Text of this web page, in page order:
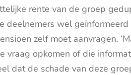
rente van de groep
deelnemers wel geïnformeerd
zelf moet aanvragen.
vraag opkomen of die
dat de schade van deze